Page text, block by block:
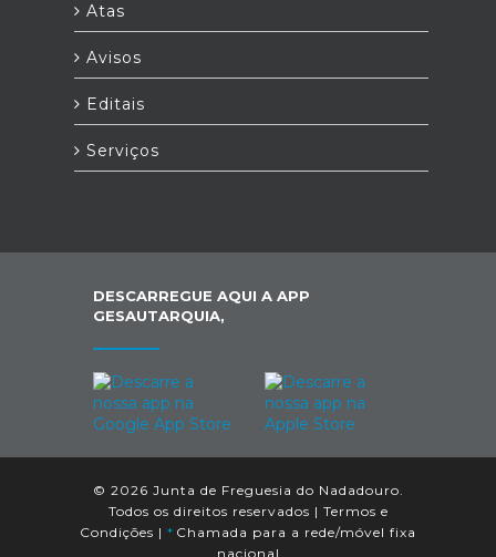
Atas
Avisos
Editais
Serviços
DESCARREGUE AQUI A APP
GESAUTARQUIA,
© 2026 Junta de Freguesia do Nadadouro.
Todos os direitos reservados | Termos e
Condições | * Chamada para a rede/móvel fixa
nacional